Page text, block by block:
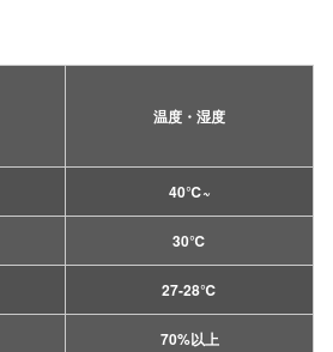
温度・湿度
40℃~
30℃
27-28℃
70%以上